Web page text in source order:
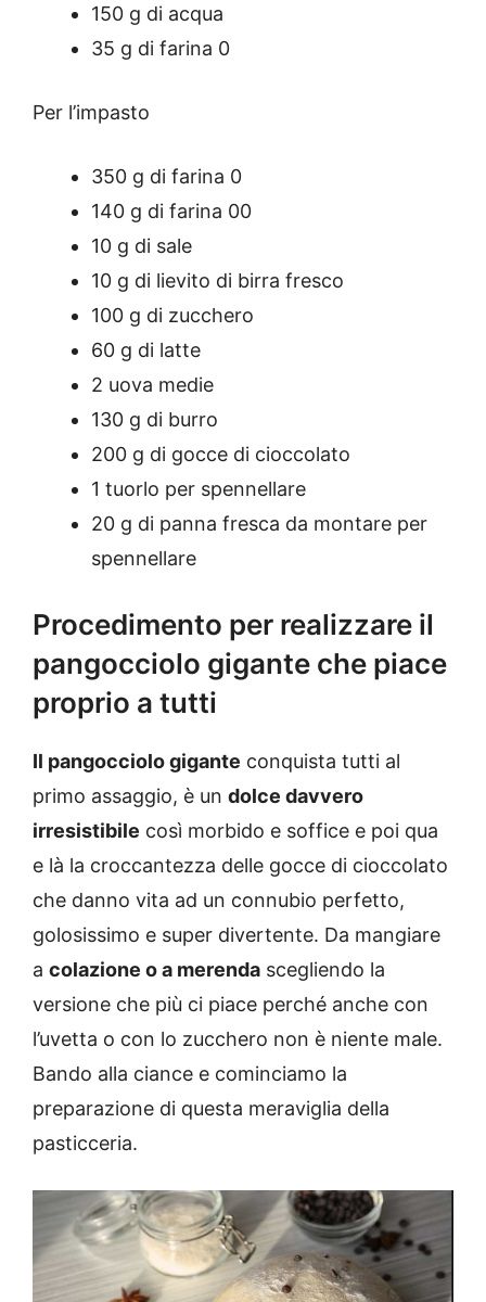
150 g di acqua
35 g di farina 0
Per l’impasto
350 g di farina 0
140 g di farina 00
10 g di sale
10 g di lievito di birra fresco
100 g di zucchero
60 g di latte
2 uova medie
130 g di burro
200 g di gocce di cioccolato
1 tuorlo per spennellare
20 g di panna fresca da montare per
spennellare
Procedimento per realizzare il
pangocciolo gigante che piace
proprio a tutti
Il pangocciolo gigante conquista tutti al
primo assaggio, è un dolce davvero
irresistibile così morbido e soffice e poi qua
e là la croccantezza delle gocce di cioccolato
che danno vita ad un connubio perfetto,
golosissimo e super divertente. Da mangiare
a colazione o a merenda scegliendo la
versione che più ci piace perché anche con
l’uvetta o con lo zucchero non è niente male.
Bando alla ciance e cominciamo la
preparazione di questa meraviglia della
pasticceria.